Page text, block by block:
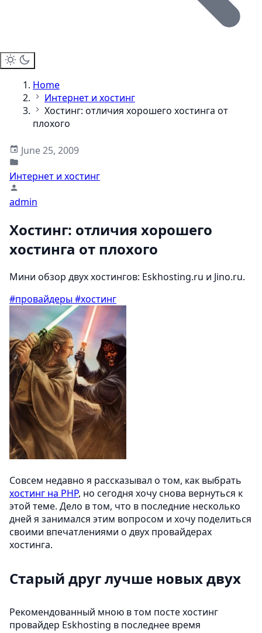
Home
Интернет и хостинг
Хостинг: отличия хорошего хостинга от
плохого
June 25, 2009
Интернет и хостинг
admin
Хостинг: отличия хорошего
хостинга от плохого
Мини обзор двух хостингов: Eskhosting.ru и Jino.ru.
#провайдеры#хостинг
Совсем недавно я рассказывал о том, как выбрать
хостинг на PHP, но сегодня хочу снова вернуться к
этой теме. Дело в том, что в последние несколько
дней я занимался этим вопросом и хочу поделиться
своими впечатлениями о двух провайдерах
хостинга.
Старый друг лучше новых двух
Рекомендованный мною в том посте хостинг
провайдер Eskhosting в последнее время